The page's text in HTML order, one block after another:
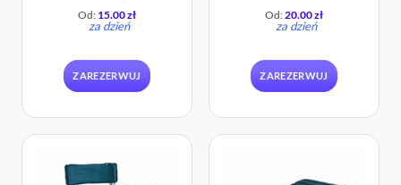
Od: 15.00zł
za dzień
ZAREZERWUJ
Od:20.00zł
za dzień
ZAREZERWUJ